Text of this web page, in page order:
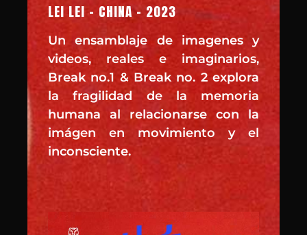
LEI LEI - CHINA - 2023
Un ensamblaje de imagenes y
videos, reales e imaginarios,
Break no.1 & Break no. 2 explora
la fragilidad de la memoria
humana al relacionarse con la
imágen en movimiento y el
inconsciente.